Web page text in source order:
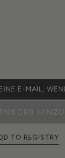
E-MAIL,
TO REGISTRY